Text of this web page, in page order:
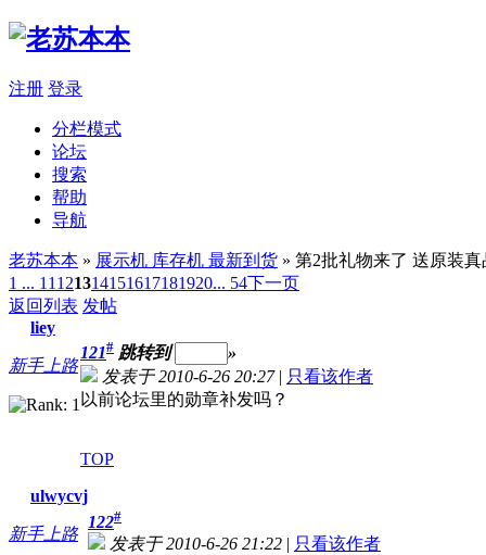
注册 登录
分栏模式
论坛
搜索
帮助
导航
老苏本本 » 展示机 库存机 最新到货 » 第2批礼物来了 送原装
1 ... 11 121314151617181920... 54下一页
返回列表 发帖
liey
新手上路
121# 跳转到
»
发表于 2010-6-26 20:27| 只看该作者
以前论坛里的勋章补发吗？
TOP
ulwycvj
新手上路
122#
发表于 2010-6-26 21:22 | 只看该作者